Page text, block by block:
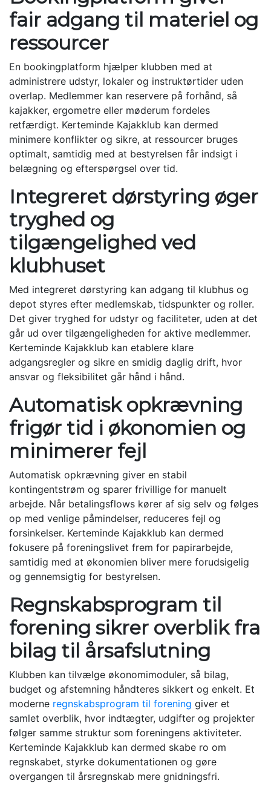
fair adgang til materiel og
ressourcer
En bookingplatform hjælper klubben med at
administrere udstyr, lokaler og instruktørtider uden
overlap. Medlemmer kan reservere på forhånd, så
kajakker, ergometre eller møderum fordeles
retfærdigt. Kerteminde Kajakklub kan dermed
minimere konflikter og sikre, at ressourcer bruges
optimalt, samtidig med at bestyrelsen får indsigt i
belægning og efterspørgsel over tid.
Integreret dørstyring øger
tryghed og
tilgængelighed ved
klubhuset
Med integreret dørstyring kan adgang til klubhus og
depot styres efter medlemskab, tidspunkter og roller.
Det giver tryghed for udstyr og faciliteter, uden at det
går ud over tilgængeligheden for aktive medlemmer.
Kerteminde Kajakklub kan etablere klare
adgangsregler og sikre en smidig daglig drift, hvor
ansvar og fleksibilitet går hånd i hånd.
Automatisk opkrævning
frigør tid i økonomien og
minimerer fejl
Automatisk opkrævning giver en stabil
kontingentstrøm og sparer frivillige for manuelt
arbejde. Når betalingsflows kører af sig selv og følges
op med venlige påmindelser, reduceres fejl og
forsinkelser. Kerteminde Kajakklub kan dermed
fokusere på foreningslivet frem for papirarbejde,
samtidig med at økonomien bliver mere forudsigelig
og gennemsigtig for bestyrelsen.
Regnskabsprogram til
forening sikrer overblik fra
bilag til årsafslutning
Klubben kan tilvælge økonomimoduler, så bilag,
budget og afstemning håndteres sikkert og enkelt. Et
moderne regnskabsprogram til forening giver et
samlet overblik, hvor indtægter, udgifter og projekter
følger samme struktur som foreningens aktiviteter.
Kerteminde Kajakklub kan dermed skabe ro om
regnskabet, styrke dokumentationen og gøre
overgangen til årsregnskab mere gnidningsfri.